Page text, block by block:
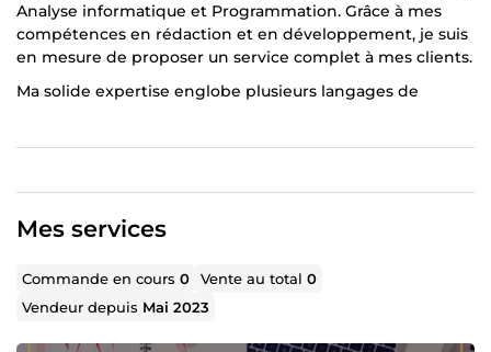
Analyse informatique et Programmation. Grâce à mes
compétences en rédaction et en développement, je suis
en mesure de proposer un service complet à mes clients.
Ma solide expertise englobe plusieurs langages de
Outre mes compétences en développement, j'ai
rédacteur web. Je me spécialise dans le référencement
et le marketing digital, ce qui me permet de rédiger du
Mes services
Commande en cours0 Vente au total0
Vendeur depuis Mai 2023